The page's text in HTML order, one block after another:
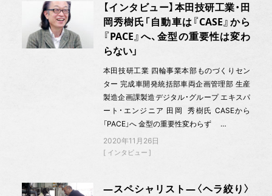
【インタビュー】本田技研工業・田
岡秀樹氏「自動車は『CASE』から
『PACE』へ、金型の重要性は変わ
らない」
本田技研工業 四輪事業本部ものづくりセン
ター 完成車開発統括部車両企画管理部 生産
製造企画課製造デジタル・グループ エキスパ
ート・エンジニア 田岡 秀樹氏 CASEから
「PACE」へ 金型の重要性変わらず …
2020年11月26日
インタビュー
―スペシャリスト―〈ヘラ絞り〉